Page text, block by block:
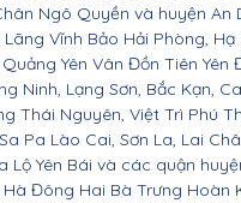
Ngô Quyền và huyện An
Vĩnh Bảo Hải Phòng,
Yên Vân Đồn Tiên Yên
Ninh, Lạng Sơn, Bắc Kạn,
Thái Nguyên, Việt Trì Phú
Pa Lào Cai, Sơn La, Lai
Lộ Yên Bái và các quận
Đông Hai Bà Trưng Hoàn